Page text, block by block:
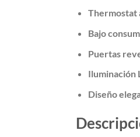
Thermostat
Bajo
Puertas
Iluminación
Diseño